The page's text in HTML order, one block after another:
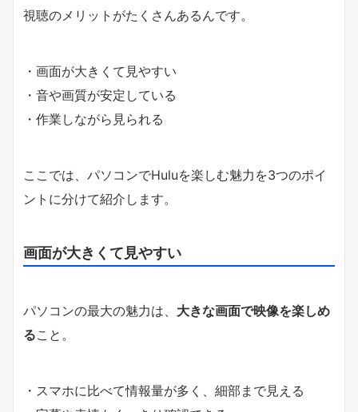
視聴のメリットがたくさんあるんです。
・画面が大きくて見やすい
・音や画質が安定している
・作業しながら見られる
ここでは、パソコンでHuluを楽しむ魅力を3つのポイ
ントに分けて紹介します。
画面が大きくて見やすい
パソコンの最大の魅力は、 大きな画面で映像を楽しめ
ること。
・スマホに比べて情報量が多く、細部まで見える